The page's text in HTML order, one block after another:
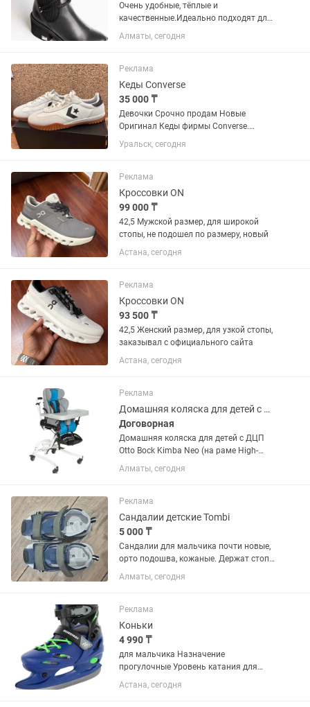
Очень удобные, тёплые и
качественные.Идеально подходят для
узкой стопы ✨ Размер: 38.
Алматы, сегодня
Реклама
Кеды Converse
35 000 ₸
Девочки Срочно продам Новые
Оригинал Кеды фирмы Converse.
Покупала через Баера , размер не
подошел . Тут на Каспи такие же стоят
Размер 39-40-41 Стопа 26,5 см
Уральск, сегодня
Реклама
Кроссовки ON
99 000 ₸
42,5 Мужской размер, для широкой
стопы, не подошел по размеру, новый
Астана, сегодня
Реклама
Кроссовки ON
93 500 ₸
42,5 Женский размер, для узкой стопы,
заказывал с официального сайта
Астана, сегодня
Реклама
Домашняя коляска для детей с ДЦП Kimba Neo (на раме High-Low)
Договорная
Домашняя коляска для детей с ДЦП
Otto Bock Kimba Neo (на раме High-
Low), обеспечивает оптимальный
уровень поддержки тела в
принять оптимальную позу,
способствующее...
Алматы, сегодня
Реклама
Сандалии детские Tombi
5 000 ₸
Сандалии для мальчика почти новые,
орто подошва, кожаные. Держат стопу
Удобно в садик
Алматы, сегодня
Реклама
Коньки
4 990 ₸
для мальчика Назначение
прогулочные Уровень катания для
начинающих Размер 30, 31, 32, 33
Полнота стопы Regular Раздвижной
Астана, сегодня